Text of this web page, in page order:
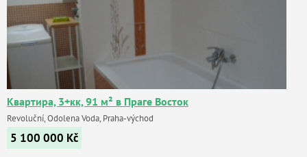
Квартира, 3+кк, 91 м² в Праге Восток
Revoluční, Odolena Voda, Praha-východ
5 100 000 Kč